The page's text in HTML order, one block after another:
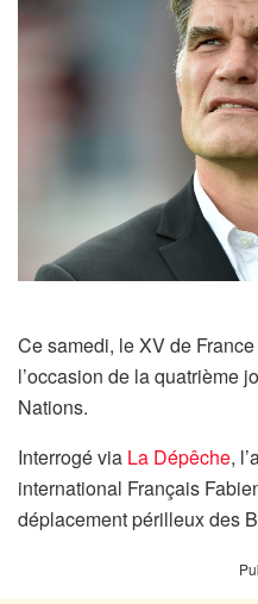
Ce samedi, le XV de
l’occasion de la quatrième
Nations.
Interrogé via La Dépêche,
international Français
déplacement périlleux des